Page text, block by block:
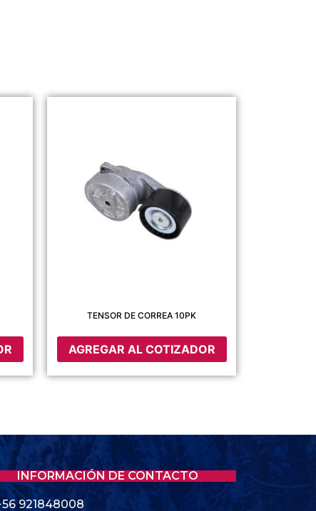
TENSOR DE CORREA 10PK
AGREGAR AL COTIZADOR
INFORMACIÓN DE CONTACTO
921848008